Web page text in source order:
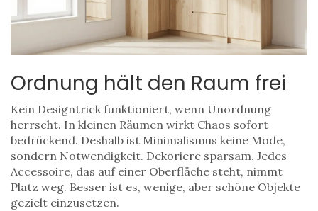
Ordnung hält den Raum frei
Kein Designtrick funktioniert, wenn Unordnung
herrscht. In kleinen Räumen wirkt Chaos sofort
bedrückend. Deshalb ist Minimalismus keine Mode,
sondern Notwendigkeit. Dekoriere sparsam. Jedes
Accessoire, das auf einer Oberfläche steht, nimmt
Platz weg. Besser ist es, wenige, aber schöne Objekte
gezielt einzusetzen.